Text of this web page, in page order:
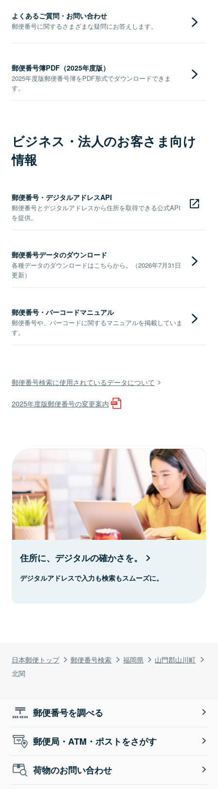
日本郵便トップ 郵便番号検索 福岡県
山門郡山川町
北関
よくあるご質問・お問い合わせ
郵便番号に関するさまざまな疑問にお答えします。
郵便番号簿PDF（2025年度版）
2025年度版郵便番号簿をPDF形式でダウンロードできま
す。
ビジネス・法人のお客さま向け
情報
郵便番号・デジタルアドレスAPI
郵便番号とデジタルアドレスから住所を取得できる公式API
を提供。
郵便番号データのダウンロード
各種データのダウンロードはこちらから。（2026年7月31日
更新）
郵便番号・バーコードマニュアル
郵便番号や、バーコードに関するマニュアルを掲載していま
す。
郵便番号検索に使用されているデータについて
2025年度版郵便番号の変更案内
住所に、デジタルの確かさを。
デジタルアドレスで入力も検索もスムーズに。
郵便番号を調べる
郵便局・ATM・ポストをさがす
荷物のお問い合わせ